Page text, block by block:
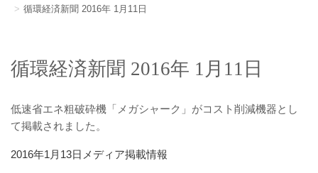
循環経済新聞 2016年 1月11日
循環経済新聞 2016年 1月11日
低速省エネ粗破砕機「メガシャーク」がコスト削減機器とし
て掲載されました。
投
2016年1月13日 カ
メディア掲載情報